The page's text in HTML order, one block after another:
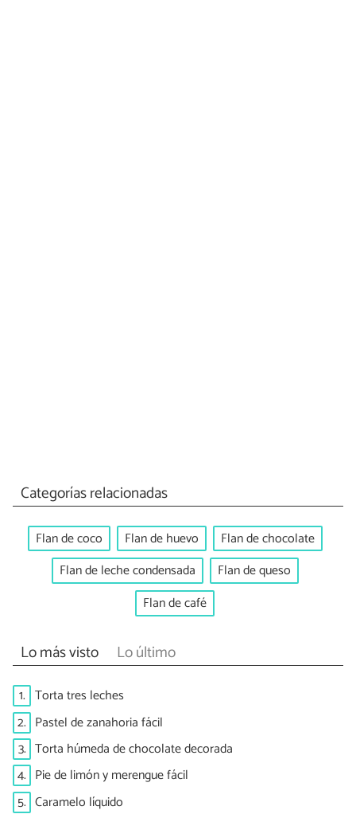
Categorías relacionadas
Flan de coco Flan de huevo
Flan de chocolate
Flan de leche condensada
Flan de queso
Flan de café
Lo más visto Lo último
1. Torta tres leches
2. Pastel de zanahoria fácil
3. Torta húmeda de chocolate decorada
4. Pie de limón y merengue fácil
5. Caramelo líquido